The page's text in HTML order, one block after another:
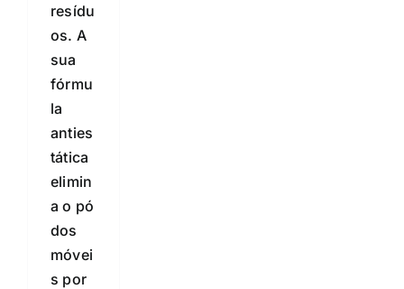
resídu
os. A
sua
fórmu
la
anties
tática
elimin
a o pó
dos
móvei
s por